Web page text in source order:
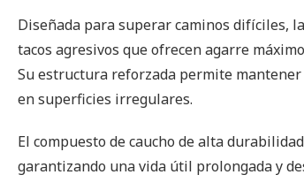
Diseñada para superar caminos difíciles,
tacos agresivos que ofrecen agarre
Su estructura reforzada permite
en superficies irregulares.
El compuesto de caucho de alta
garantizando una vida útil prolongada y